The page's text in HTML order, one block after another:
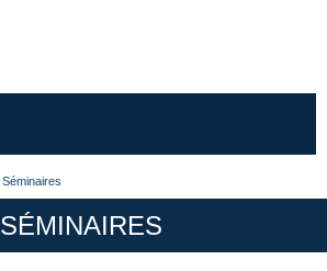
Séminaires
SÉMINAIRES